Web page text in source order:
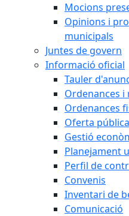
Mocions
Opinions i
municipals
Juntes de govern
Informació oficial
Tauler
Ordenances i
Ordenances
Oferta
Gestió
Planejament
Perfil de
Convenis
Inventari de
Comunicació